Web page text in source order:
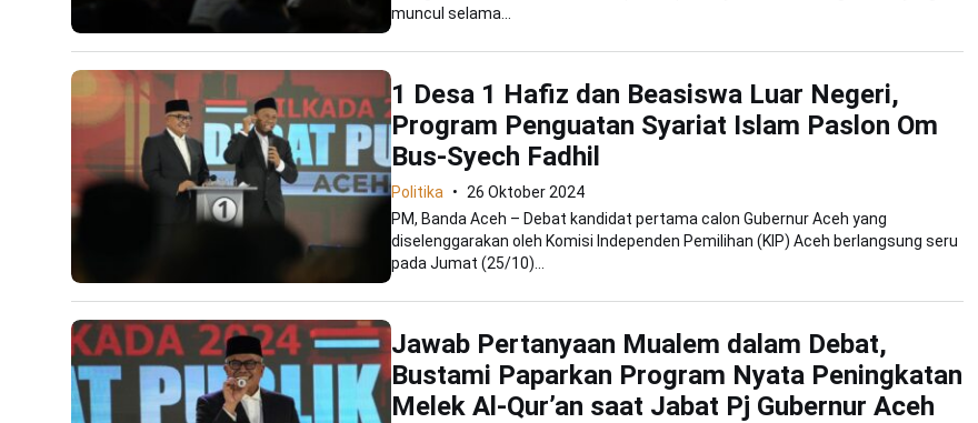
muncul selama...
1 Desa 1 Hafiz dan Beasiswa Luar Negeri,
Program Penguatan Syariat Islam Paslon Om
Bus-Syech Fadhil
Politika
26 Oktober 2024
PM, Banda Aceh – Debat kandidat pertama calon Gubernur Aceh yang
diselenggarakan oleh Komisi Independen Pemilihan (KIP) Aceh berlangsung seru
pada Jumat (25/10)...
Jawab Pertanyaan Mualem dalam Debat,
Bustami Paparkan Program Nyata Peningkatan
Melek Al-Qur’an saat Jabat Pj Gubernur Aceh